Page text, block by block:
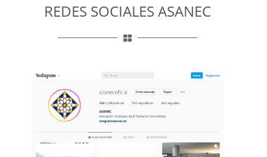
REDES SOCIALES ASANEC